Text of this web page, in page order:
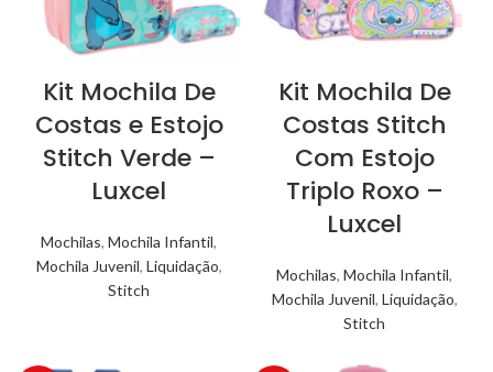
Kit Mochila De
Costas e Estojo
Stitch Verde –
Luxcel
Mochilas, Mochila Infantil,
Mochila Juvenil, Liquidação,
Stitch
Kit Mochila De
Costas Stitch
Com Estojo
Triplo Roxo –
Luxcel
Mochilas, Mochila Infantil,
Mochila Juvenil, Liquidação,
Stitch